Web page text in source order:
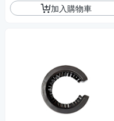
加入購物車